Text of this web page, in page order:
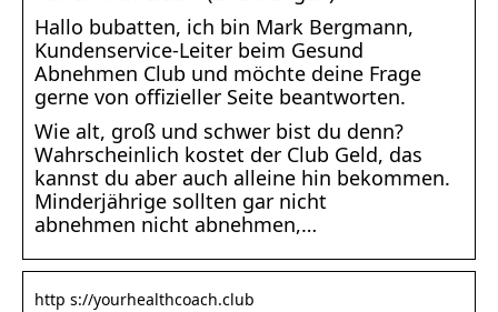
Hallo bubatten, ich bin Mark Bergmann,
Kundenservice-Leiter beim Gesund
Abnehmen Club und möchte deine Frage
gerne von offizieller Seite beantworten.
Wie alt, groß und schwer bist du denn?
Wahrscheinlich kostet der Club Geld, das
kannst du aber auch alleine hin bekommen.
Minderjährige sollten gar nicht
abnehmen nicht abnehmen,…
http s://yourhealthcoach.club